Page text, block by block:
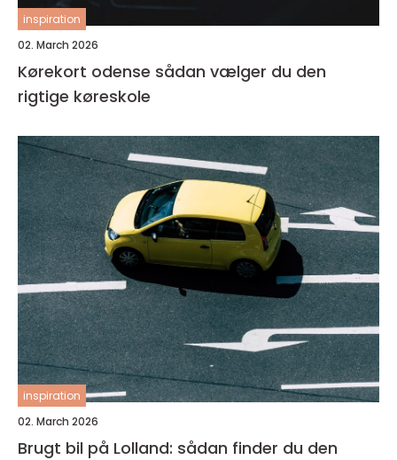
inspiration
02. March 2026
Kørekort odense sådan vælger du den
rigtige køreskole
inspiration
02. March 2026
Brugt bil på Lolland: sådan finder du den